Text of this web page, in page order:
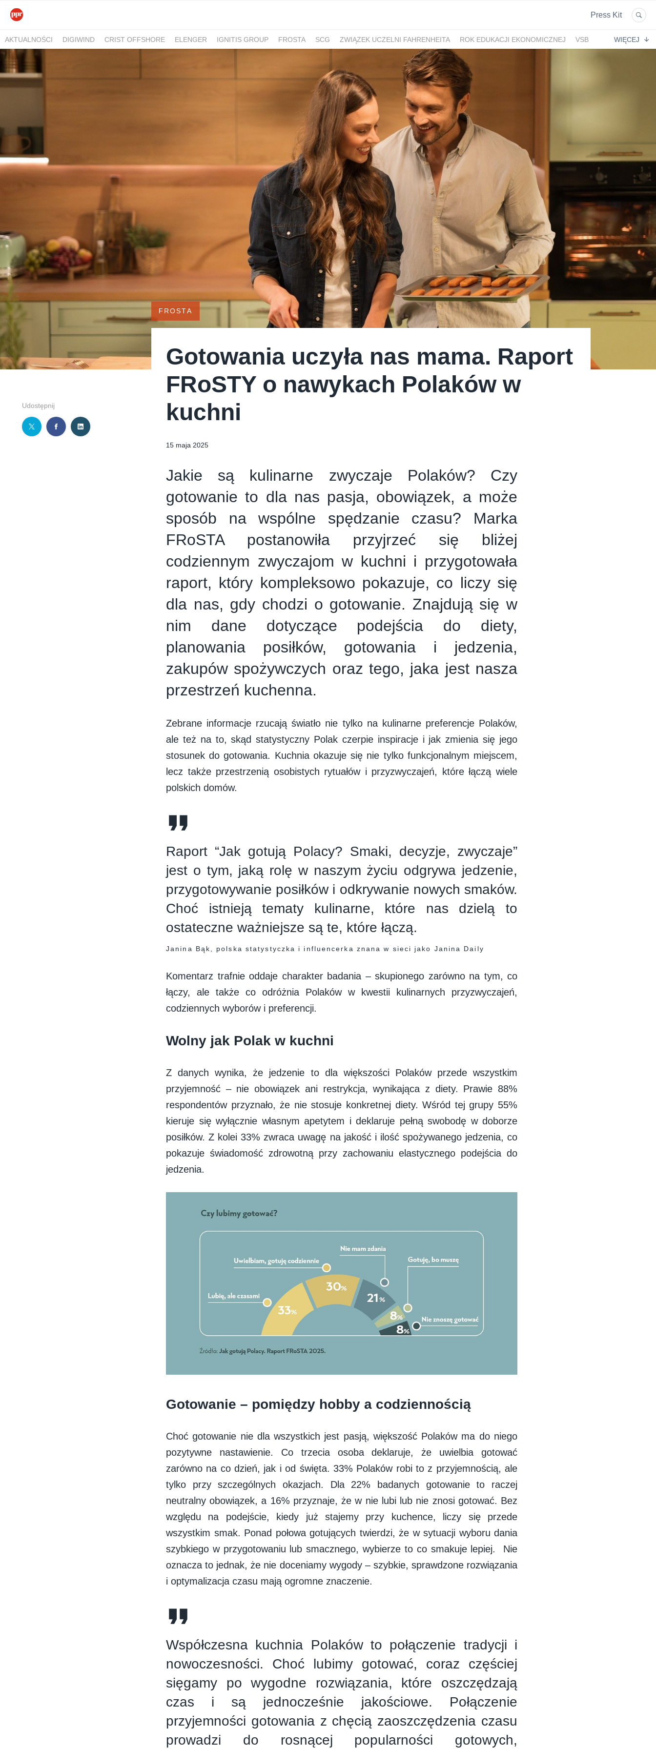
Press Kit
AKTUALNOŚCI DIGIWIND CRIST OFFSHORE ELENGER IGNITIS GROUP FROSTA SCG ZWIĄZEK UCZELNI FAHRENHEITA ROK EDUKACJI EKONOMICZNEJ
VSB
COSTWAY
STOVIT INVEST IN POMERANIA
CUK UBEZPIECZENIA
MYBENEFIT VIDAXL REMIX SECOND HAND ALEJA BIELANY
FUNDACJA INSPIRUJĄCE PRZYKŁADY
WIĘCEJ
Udostępnij
FROSTA
Gotowania uczyła nas mama. Raport
FRoSTY o nawykach Polaków w
kuchni
15 maja 2025
Jakie są kulinarne zwyczaje Polaków? Czy
gotowanie to dla nas pasja, obowiązek, a może
sposób na wspólne spędzanie czasu? Marka
FRoSTA postanowiła przyjrzeć się bliżej
codziennym zwyczajom w kuchni i przygotowała
raport, który kompleksowo pokazuje, co liczy się
dla nas, gdy chodzi o gotowanie. Znajdują się w
nim dane dotyczące podejścia do diety,
planowania posiłków, gotowania i jedzenia,
zakupów spożywczych oraz tego, jaka jest nasza
przestrzeń kuchenna.
Zebrane informacje rzucają światło nie tylko na kulinarne preferencje Polaków,
ale też na to, skąd statystyczny Polak czerpie inspiracje i jak zmienia się jego
stosunek do gotowania. Kuchnia okazuje się nie tylko funkcjonalnym miejscem,
lecz także przestrzenią osobistych rytuałów i przyzwyczajeń, które łączą wiele
polskich domów.
Raport “Jak gotują Polacy? Smaki, decyzje, zwyczaje”
jest o tym, jaką rolę w naszym życiu odgrywa jedzenie,
przygotowywanie posiłków i odkrywanie nowych smaków.
Choć istnieją tematy kulinarne, które nas dzielą to
ostateczne ważniejsze są te, które łączą.
Janina Bąk, polska statystyczka i influencerka znana w sieci jako Janina Daily
Komentarz trafnie oddaje charakter badania – skupionego zarówno na tym, co
łączy, ale także co odróżnia Polaków w kwestii kulinarnych przyzwyczajeń,
codziennych wyborów i preferencji.
Wolny jak Polak w kuchni
Z danych wynika, że jedzenie to dla większości Polaków przede wszystkim
przyjemność – nie obowiązek ani restrykcja, wynikająca z diety. Prawie 88%
respondentów przyznało, że nie stosuje konkretnej diety. Wśród tej grupy 55%
kieruje się wyłącznie własnym apetytem i deklaruje pełną swobodę w doborze
posiłków. Z kolei 33% zwraca uwagę na jakość i ilość spożywanego jedzenia, co
pokazuje świadomość zdrowotną przy zachowaniu elastycznego podejścia do
jedzenia.
Gotowanie – pomiędzy hobby a codziennością
Choć gotowanie nie dla wszystkich jest pasją, większość Polaków ma do niego
pozytywne nastawienie. Co trzecia osoba deklaruje, że uwielbia gotować
zarówno na co dzień, jak i od święta. 33% Polaków robi to z przyjemnością, ale
tylko przy szczególnych okazjach. Dla 22% badanych gotowanie to raczej
neutralny obowiązek, a 16% przyznaje, że w nie lubi lub nie znosi gotować. Bez
względu na podejście, kiedy już stajemy przy kuchence, liczy się przede
wszystkim smak. Ponad połowa gotujących twierdzi, że w sytuacji wyboru dania
szybkiego w przygotowaniu lub smacznego, wybierze to co smakuje lepiej. Nie
oznacza to jednak, że nie doceniamy wygody – szybkie, sprawdzone rozwiązania
i optymalizacja czasu mają ogromne znaczenie.
Współczesna kuchnia Polaków to połączenie tradycji i
nowoczesności. Choć lubimy gotować, coraz częściej
sięgamy po wygodne rozwiązania, które oszczędzają
czas i są jednocześnie jakościowe. Połączenie
przyjemności gotowania z chęcią zaoszczędzenia czasu
prowadzi do rosnącej popularności gotowych,